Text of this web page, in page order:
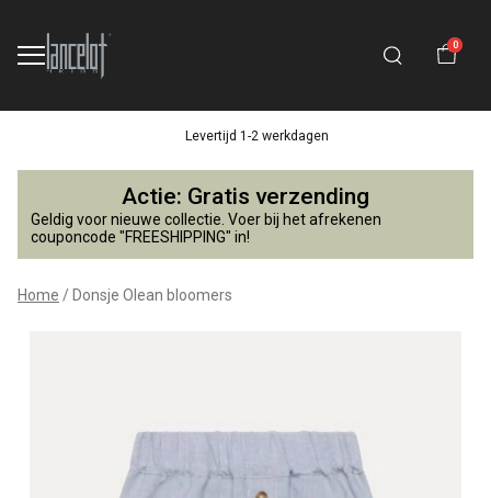
0
Levertijd 1-2 werkdagen
Donsje
Olean
bloomers
Actie: Gratis verzending
Geldig voor nieuwe collectie. Voer bij het afrekenen
couponcode "FREESHIPPING" in!
Home Donsje Olean bloomers